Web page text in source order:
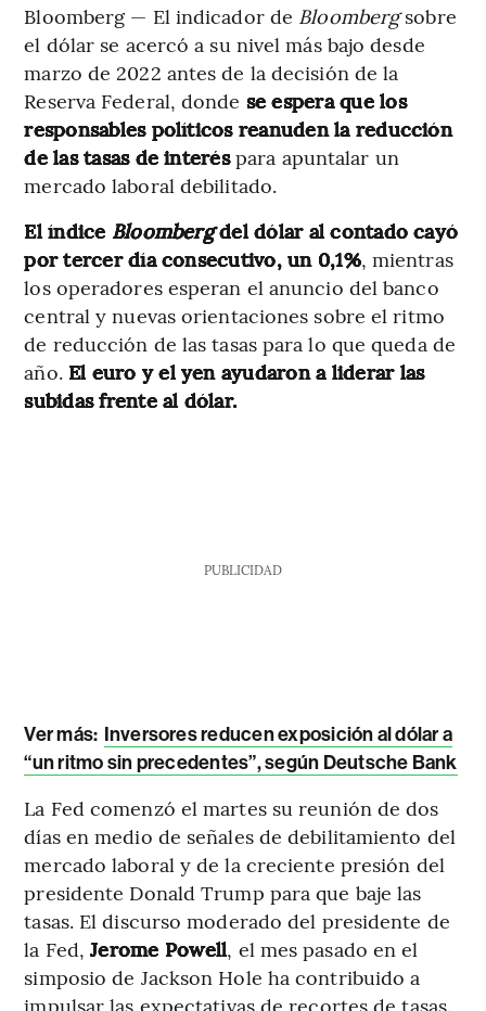
Bloomberg — El indicador de Bloombergsobre
el dólar se acercó a su nivel más bajo desde
marzo de 2022 antes de la decisión de la
Reserva Federal, donde se espera que los
responsables políticos reanuden la reducción
de las tasas de interéspara apuntalar un
mercado laboral debilitado.
El índice Bloombergdel dólar al contado cayó
por tercer día consecutivo, un 0,1%, mientras
los operadores esperan el anuncio del banco
central y nuevas orientaciones sobre el ritmo
de reducción de las tasas para lo que queda de
año. El euro y el yen ayudaron a liderar las
subidas frente al dólar.
PUBLICIDAD
Ver más: Inversores reducen exposición al dólar a
“un ritmo sin precedentes”, según Deutsche Bank
La Fed comenzó el martes su reunión de dos
días en medio de señales de debilitamiento del
mercado laboral y de la creciente presión del
presidente Donald Trump para que baje las
tasas. El discurso moderado del presidente de
la Fed,Jerome Powell, el mes pasado en el
simposio de Jackson Hole ha contribuido a
impulsar las expectativas de recortes de tasas.